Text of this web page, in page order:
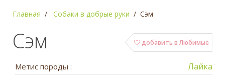
Главная Собаки в добрые руки Сэм
добавить в Любимые
Сэм
Метис породы : Лайка